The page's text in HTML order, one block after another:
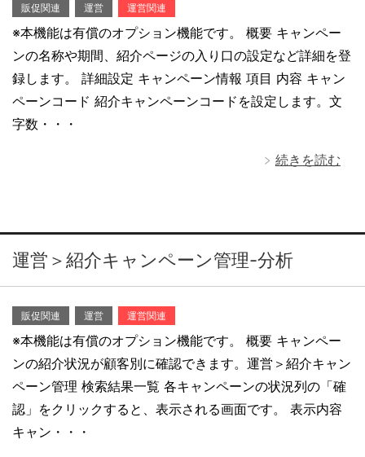
販促関連 運営 運営関連
※本機能は有償のオプション機能です。 概要 キャンペー
ンの名称や期間、紹介ページの入り口の設定など詳細を登
録します。 詳細設定 キャンペーン情報 項目 内容 キャン
ペーンコード 紹介キャンペーンコードを設定します。文
字数・・・
続きを読む
運営＞紹介キャンペーン管理-分析
販促関連 運営 運営関連
※本機能は有償のオプション機能です。 概要 キャンペー
ンの紹介状況が顧客別に確認できます。運営＞紹介キャン
ペーン管理 検索結果一覧 各キャンペーンの状況列の「確
認」をクリックすると、表示される画面です。 表示内容
キャン・・・